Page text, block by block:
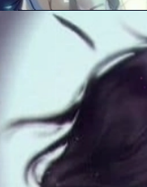
Đang mở